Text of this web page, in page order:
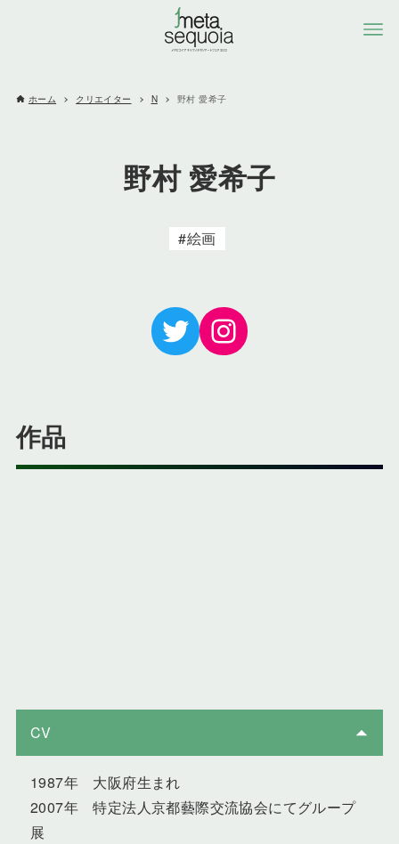
ホーム クリエイター N 野村 愛希子
野村 愛希子
絵画
TwitterInstagram
作品
CV
1987年 大阪府生まれ
2007年 特定法人京都藝際交流協会にてグループ
展